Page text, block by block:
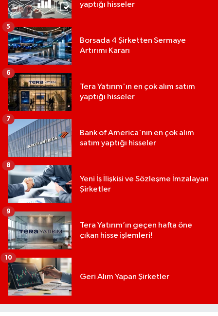
yaptığı hisseler
Borsada 4 Şirketten Sermaye
Artırımı Kararı
5
Tera Yatırım'ın en çok alım satım
yaptığı hisseler
6
Bank of America'nın en çok alım
satım yaptığı hisseler
7
Yeni İş İlişkisi ve Sözleşme İmzalayan
Şirketler
8
Tera Yatırım’ın geçen hafta öne
çıkan hisse işlemleri!
9
Geri Alım Yapan Şirketler
10